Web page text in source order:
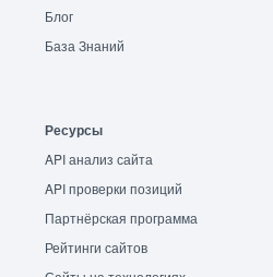
Блог
База Знаний
Ресурсы
API анализ сайта
API проверки позиций
Партнёрская программа
Рейтинги сайтов